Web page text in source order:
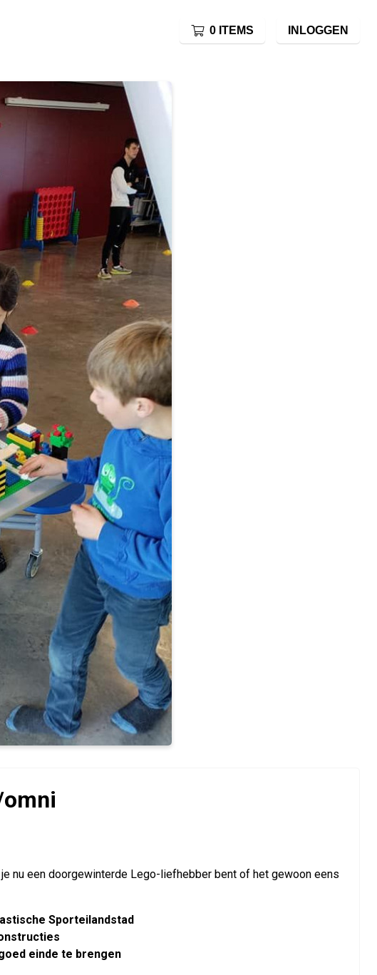
0 ITEMS INLOGGEN
nu een doorgewinterde Lego-liefhebber bent of het gewoon eens
Sporteilandstad
einde te brengen